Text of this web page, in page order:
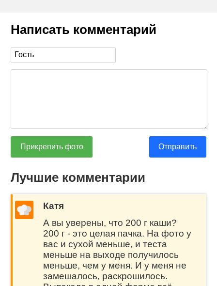
Написать комментарий
Прикрепить фото Отправить
Лучшие комментарии
Катя
А вы уверены, что 200 г каши?
200 г - это целая пачка. На фото у
вас и сухой меньше, и теста
меньше на выходе получилось
меньше, чем у меня. И у меня не
замешалось, раскрошилось.